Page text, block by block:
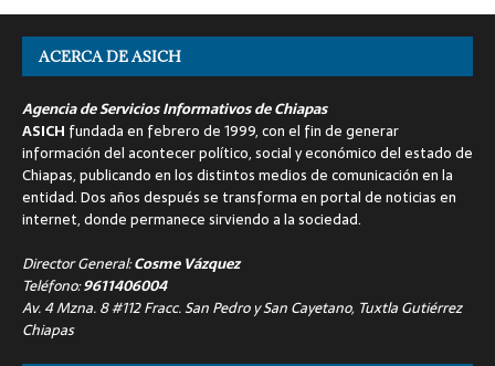
ACERCA DE ASICH
Agencia de Servicios Informativos de Chiapas
ASICH fundada en febrero de 1999, con el fin de generar
información del acontecer político, social y económico del estado de
Chiapas, publicando en los distintos medios de comunicación en la
entidad. Dos años después se transforma en portal de noticias en
internet, donde permanece sirviendo a la sociedad.
Director General:Cosme Vázquez
Teléfono:9611406004
Av. 4 Mzna. 8 #112 Fracc. San Pedro y San Cayetano, Tuxtla Gutiérrez
Chiapas